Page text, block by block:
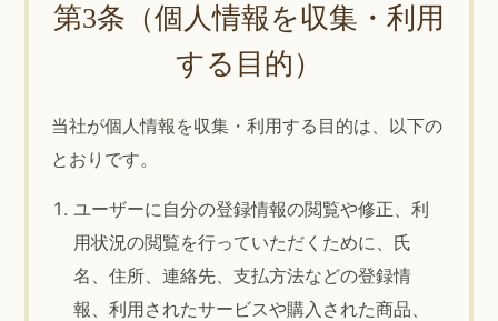
第3条（個人情報を収集・利用
する目的）
当社が個人情報を収集・利用する目的は、以下の
とおりです。
ユーザーに自分の登録情報の閲覧や修正、利
用状況の閲覧を行っていただくために、氏
名、住所、連絡先、支払方法などの登録情
報、利用されたサービスや購入された商品、